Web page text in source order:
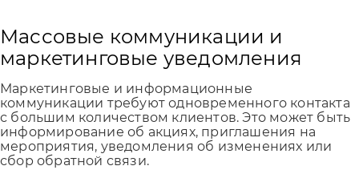
Массовые коммуникации и
маркетинговые уведомления
Маркетинговые и информационные
коммуникации требуют одновременного контакта
с большим количеством клиентов. Это может быть
информирование об акциях, приглашения на
мероприятия, уведомления об изменениях или
сбор обратной связи.